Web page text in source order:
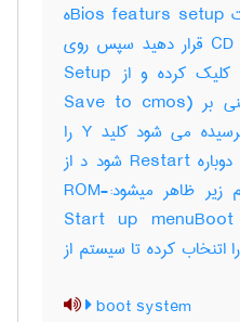
Rom باشد یعنی وارد قسمت Bios featurs setupه
و اولین وسیله بوت شدن را CD قرار دهید سپس روی
گزینهSave &Exit setup کلیک کرده و از Setup
خارجید در اینجا سوالی مبنی بر (Save to cmos
and exit (Y/N از شما پرسیده می شود کلید Y را
فشار دهید دهید تا سیستم دوباره Restart شود د از
Restart سیستم سه پیغام زیر ظاهر میشود:-ROM
Start up
from CD-ROس گزینه 2 را اتنخاب کرده تا سیستم از
boot system